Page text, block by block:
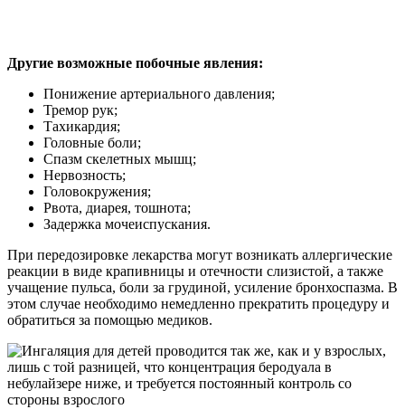
Другие возможные побочные явления:
Понижение артериального давления;
Тремор рук;
Тахикардия;
Головные боли;
Спазм скелетных мышц;
Нервозность;
Головокружения;
Рвота, диарея, тошнота;
Задержка мочеиспускания.
При передозировке лекарства могут возникать аллергические
реакции в виде крапивницы и отечности слизистой, а также
учащение пульса, боли за грудиной, усиление бронхоспазма. В
этом случае необходимо немедленно прекратить процедуру и
обратиться за помощью медиков.